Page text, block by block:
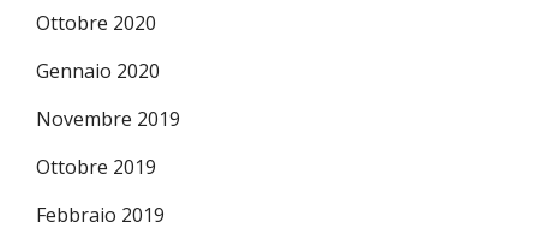
Ottobre 2020
Gennaio 2020
Novembre 2019
Ottobre 2019
Febbraio 2019